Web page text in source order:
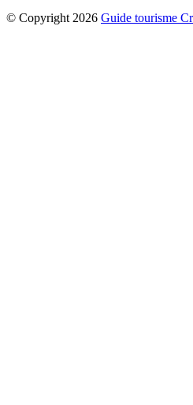
© Copyright 2026 Guide tourisme